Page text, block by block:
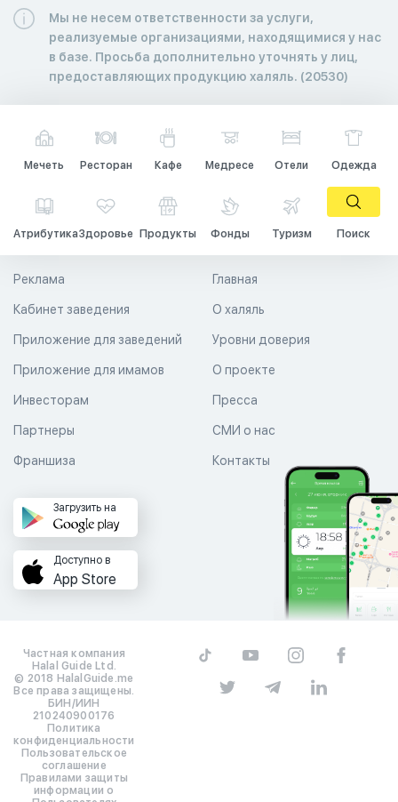
Мы не несем ответственности за услуги,
реализуемые организациями, находящимися у нас
в базе. Просьба дополнительно уточнять у лиц,
предоставляющих продукцию халяль. (20530)
Мечеть Ресторан Кафе Медресе Отели Одежда
АтрибутикаЗдоровье Продукты Фонды Туризм Поиск
Главная
О халяль
Уровни доверия
Реклама
Кабинет заведения
Приложение для заведений
Приложение для имамов О проекте
Пресса
СМИ о нас
Контакты
Инвесторам
Партнеры
Франшиза
Загрузить на
Доступно в
App Store
Частная компания
Halal Guide Ltd.
© 2018 HalalGuide.me
Все права защищены.
БИН/ИИН
210240900176
Политика
конфиденциальности
Пользовательское
соглашение
Правилами защиты
информации о